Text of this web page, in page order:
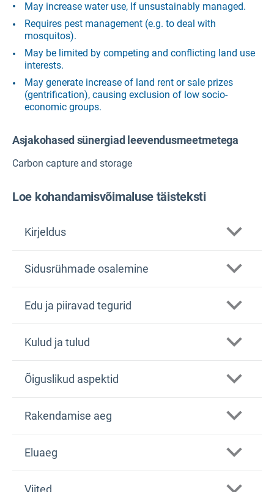
May increase water use, If unsustainably managed.
Requires pest management (e.g. to deal with
mosquitos).
May be limited by competing and conflicting land use
interests.
May generate increase of land rent or sale prizes
(gentrification), causing exclusion of low socio-
economic groups.
Asjakohased sünergiad leevendusmeetmetega
Carbon capture and storage
Loe kohandamisvõimaluse täisteksti
Kirjeldus
Sidusrühmade osalemine
Edu ja piiravad tegurid
Kulud ja tulud
Õiguslikud aspektid
Rakendamise aeg
Eluaeg
Viited